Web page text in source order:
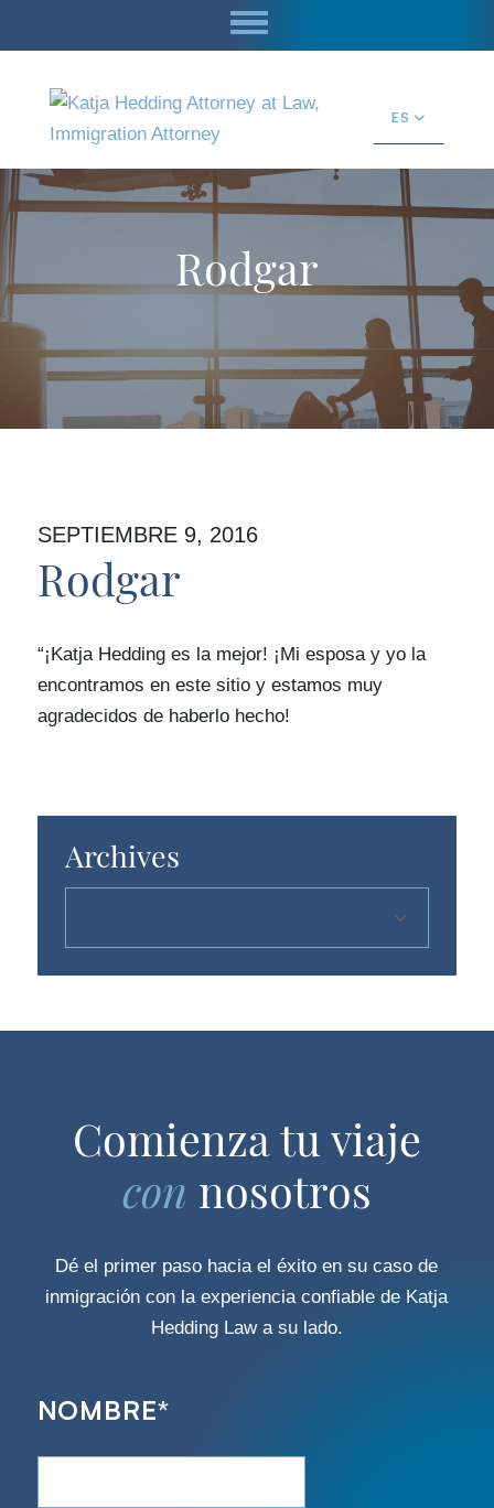
ES
Rodgar
SEPTIEMBRE 9, 2016
Rodgar
“¡Katja Hedding es la mejor! ¡Mi esposa y yo la
encontramos en este sitio y estamos muy
agradecidos de haberlo hecho!
Archives
Comienza tu viaje
con nosotros
Dé el primer paso hacia el éxito en su caso de
inmigración con la experiencia confiable de Katja
Hedding Law a su lado.
NOMBRE*